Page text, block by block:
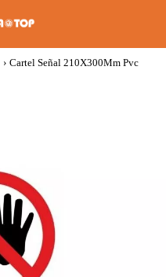
› Cartel Señal 210X300Mm Pvc